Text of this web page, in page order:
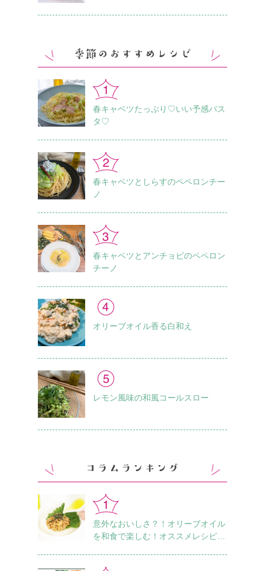
春キャベツたっぷり♡いい予感パス
タ♡
春キャベツとしらすのペペロンチー
ノ
春キャベツとアンチョビのペペロン
チーノ
オリーブオイル香る白和え
レモン風味の和風コールスロー
意外なおいしさ？！オリーブオイル
を和食で楽しむ！オススメレシピ18